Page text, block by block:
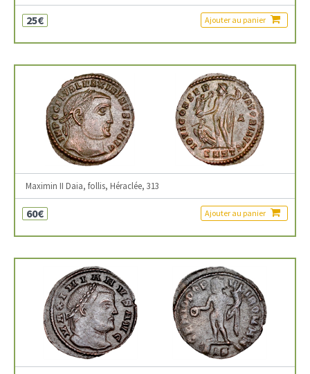
25€ Ajouter au panier
Maximin II Daia, follis, Héraclée, 313
60€ Ajouter au panier